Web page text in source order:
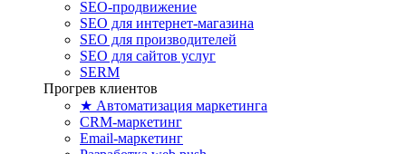
SEO-продвижение
SEO для интернет-магазина
SEO для производителей
SEO для сайтов услуг
SERM
Прогрев клиентов
★ Автоматизация маркетинга
CRM-маркетинг
Email-маркетинг